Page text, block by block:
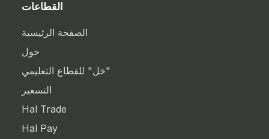
القطاعات
الصفحة الرئيسية
حول
"حَل" للقطاع التعليمي
التسعير
Hal Trade
Hal Pay